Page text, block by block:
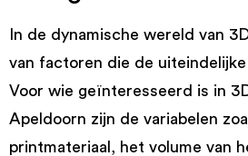
In de dynamische wereld van
van factoren die de
Voor wie geïnteresseerd is in
Apeldoorn zijn de variabelen
printmateriaal, het volume van